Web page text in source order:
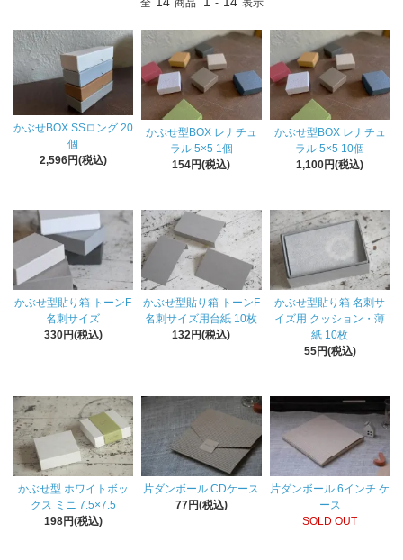
かぶせBOX SSロング 20
個
2,596円(税込)
かぶせ型BOX レナチュ
ラル 5×5 1個
154円(税込)
かぶせ型BOX レナチュ
ラル 5×5 10個
1,100円(税込)
かぶせ型貼り箱 トーンF
名刺サイズ
330円(税込)
かぶせ型貼り箱 トーンF
名刺サイズ用台紙 10枚
132円(税込)
かぶせ型貼り箱 名刺サ
イズ用 クッション・薄
紙 10枚
55円(税込)
かぶせ型 ホワイトボッ
クス ミニ 7.5×7.5
198円(税込)
片ダンボール CDケース
77円(税込)
片ダンボール 6インチ ケ
ース
SOLD OUT